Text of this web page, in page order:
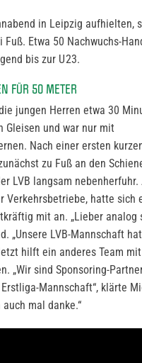
in Leipzig aufhielten,
Etwa 50 Nachwuchs-
bis zur U 23.
FÜR 50 METER
jungen Herren etwa 30
Gleisen und war nur mit
Nach einer ersten
zu Fuß an den
LVB langsam nebenherfuhr.
Verkehrsbetriebe, hatte sich
mit an. „Lieber analog
„Unsere LVB-Mannschaft
hilft ein anderes Team
„Wir sind Sponsoring-
Mannschaft“, klärte
mal danke.“